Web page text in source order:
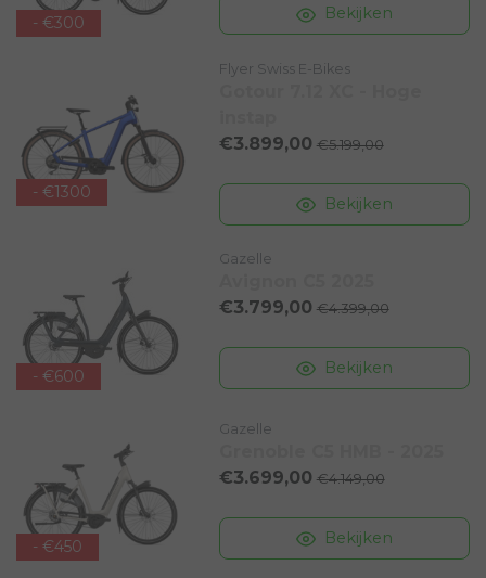
- €300 Bekijken
- €1300
Flyer Swiss E-Bikes
€3.899,00 €5.199,00
Bekijken
- €600
Gazelle
€3.799,00 €4.399,00
Bekijken
- €450
Gazelle
€3.699,00 €4.149,00
Bekijken